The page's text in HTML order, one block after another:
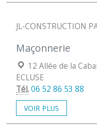
JL-CONSTRUCTION
Maçonnerie
Localisation :
12 Allée de la
ECLUSE
Tél.06 52 86 53 88
VOIR PLUS